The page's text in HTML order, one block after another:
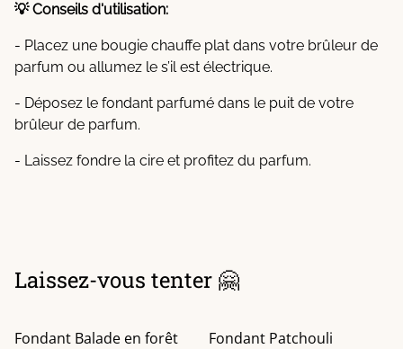
💡 Conseils d'utilisation:
- Placez une bougie chauffe plat dans votre brûleur de
parfum ou allumez le s’il est électrique.
- Déposez le fondant parfumé dans le puit de votre
brûleur de parfum.
- Laissez fondre la cire et profitez du parfum.
Laissez-vous tenter 🤗
Fondant Balade en forêt
Fondant Patchouli